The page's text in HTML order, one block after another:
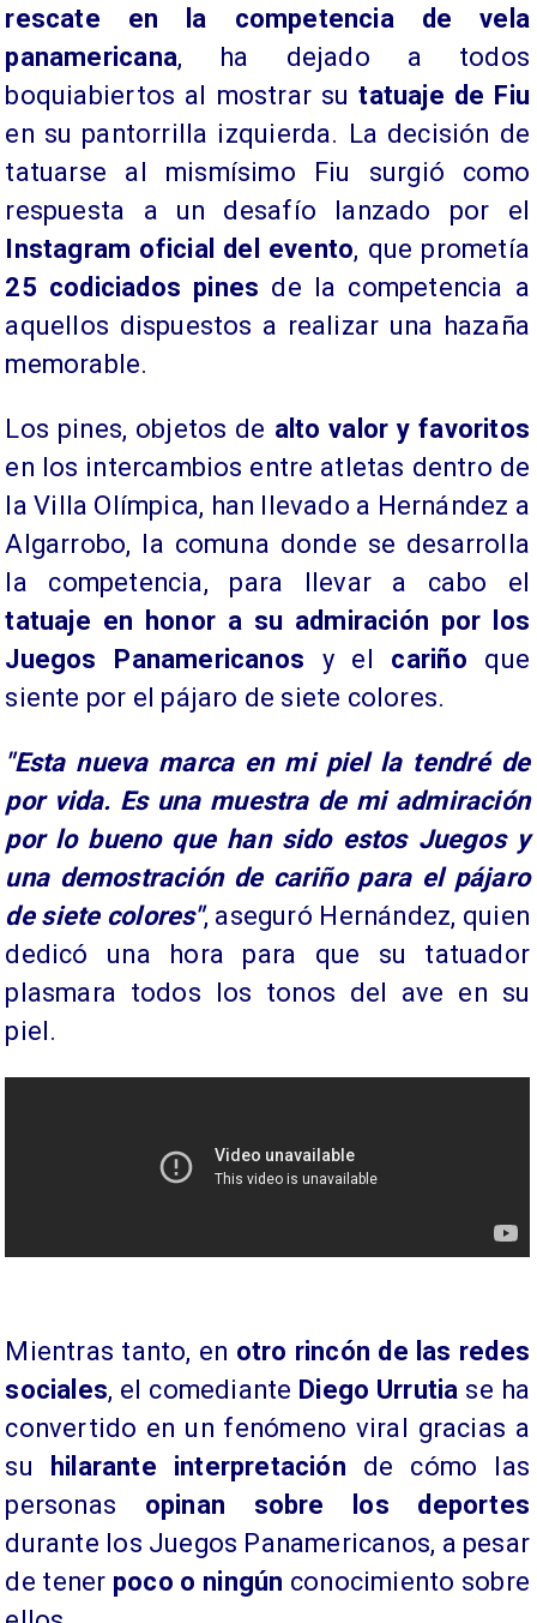
rescate en la competencia de vela
panamericana, ha dejado a todos
boquiabiertos al mostrar sutatuaje de Fiu
en su pantorrilla izquierda. La decisión de
tatuarse al mismísimo Fiu surgió como
respuesta a un desafío lanzado por el
Instagram oficial del evento, que prometía
25 codiciados pines de la competencia a
aquellos dispuestos a realizar una hazaña
memorable.
Los pines, objetos de alto valor y favoritos
en los intercambios entre atletas dentro de
la Villa Olímpica, han llevado a Hernández a
Algarrobo, la comuna donde se desarrolla
la competencia, para llevar a cabo el
tatuaje en honor a su admiración por los
Juegos Panamericanos y el cariño que
siente por el pájaro de siete colores.
"Esta nueva marca en mi piel la tendré de
por vida. Es una muestra de mi admiración
por lo bueno que han sido estos Juegos y
una demostración de cariño para el pájaro
de siete colores", aseguró Hernández, quien
dedicó una hora para que su tatuador
plasmara todos los tonos del ave en su
piel.
Mientras tanto, en otro rincón de las redes
sociales, el comediante Diego Urrutia se ha
convertido en un fenómeno viral gracias a
su
hilarante interpretación de cómo las
personas opinan sobre los deportes
durante los Juegos Panamericanos, a pesar
de tener poco o ningún conocimiento sobre